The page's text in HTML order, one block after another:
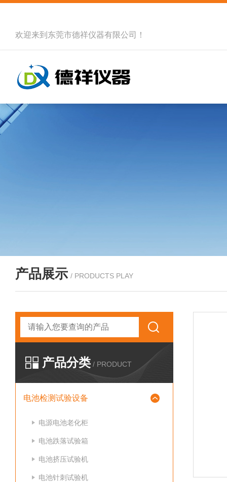
欢迎来到 东莞市德祥仪器有限公司 ！
产品展示 / PRODUCTS PLAY
产品分类 / PRODUCT
电池检测试验设备
电源电池老化柜
电池跌落试验箱
电池挤压试验机
电池针刺试验机